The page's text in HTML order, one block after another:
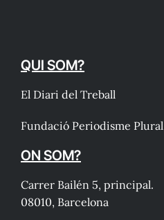
QUI SOM?
El Diari del Treball
Fundació Periodisme Plural
ON SOM?
Carrer Bailén 5, principal.
08010, Barcelona